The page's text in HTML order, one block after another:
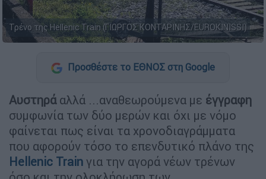
Τρένο της Hellenic Train (ΓΙΩΡΓΟΣ ΚΟΝΤΑΡΙΝΗΣ/EUROKINISSI)
Προσθέστε το ΕΘΝΟΣ στη Google
Αυστηράαλλά ...αναθεωρούμενα με έγγραφη
συμφωνία των δύο μερών και όχι με νόμο
φαίνεται πως είναι τα χρονοδιαγράμματα
που αφορούν τόσο το επενδυτικό πλάνο της
Ηellenic Train για την αγορά νέων τρένων